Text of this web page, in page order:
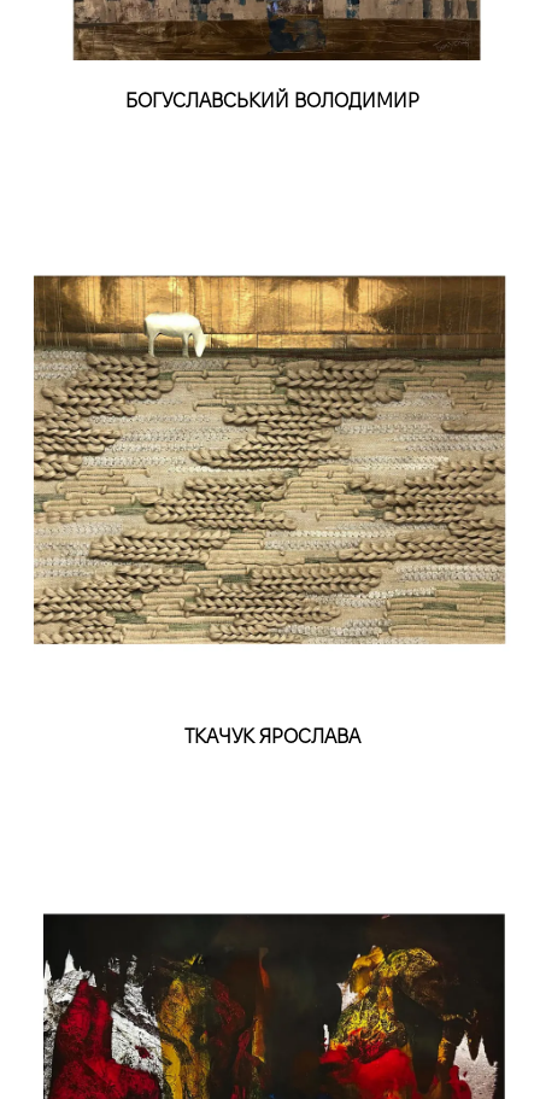
БОГУСЛАВСЬКИЙ ВОЛОДИМИР
ТКАЧУК ЯРОСЛАВА